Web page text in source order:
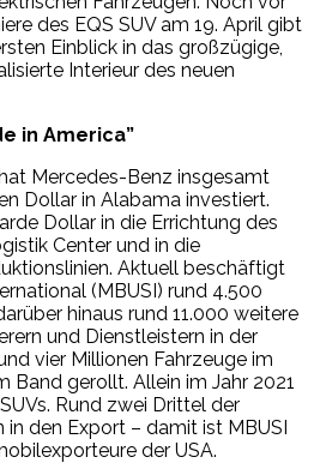
des EQS SUV am 19. April gibt
Einblick in das großzügige,
Interieur des neuen
in America”
Mercedes-Benz insgesamt
Dollar in Alabama investiert.
Dollar in die Errichtung des
Center und in die
Aktuell beschäftigt
(MBUSI) rund 4.500
hinaus rund 11.000 weitere
und Dienstleistern in der
vier Millionen Fahrzeuge im
Band gerollt. Allein im Jahr 2021
Rund zwei Drittel der
den Export – damit ist MBUSI
der USA.